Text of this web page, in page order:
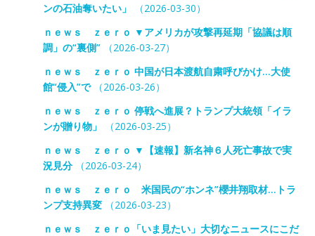
ンの石油奪いたい」
（2026-03-30）
ｎｅｗｓ ｚｅｒｏ ▼アメリカが攻撃再延期「協議は順
調」の“裏側”（2026-03-27）
ｎｅｗｓ ｚｅｒｏ 中国が日本渡航自粛呼びかけ…大使
館“侵入”で（2026-03-26）
ｎｅｗｓ ｚｅｒｏ 停戦へ進展？トランプ大統領「イラ
ンが贈り物」
（2026-03-25）
ｎｅｗｓ ｚｅｒｏ ▼【速報】新名神６人死亡事故で実
況見分（2026-03-24）
ｎｅｗｓ ｚｅｒｏ 米国民の“ホンネ”櫻井翔取材…トラ
ンプ支持異変（2026-03-23）
ｎｅｗｓ ｚｅｒｏ「いま見たい」大切なニュースにこだ